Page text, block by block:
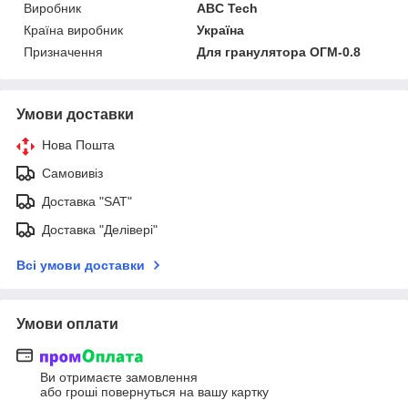
Виробник
ABC Tech
Країна виробник
Україна
Призначення
Для гранулятора ОГМ-0.8
Умови доставки
Нова Пошта
Самовивіз
Доставка "SAT"
Доставка "Делівері"
Всі умови доставки
Умови оплати
Ви отримаєте замовлення
або гроші повернуться на вашу картку